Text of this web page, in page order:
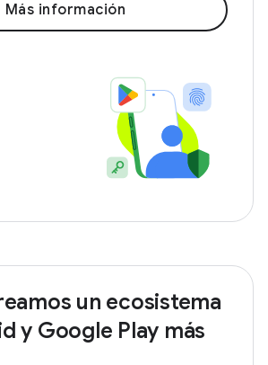
Más información
un ecosistema
y Google Play más